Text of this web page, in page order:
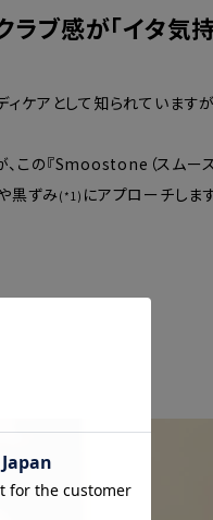
ブ感が「イタ気
ケアとして知られています
『Smoostone（スムース
黒ずみ(*1) にアプローチします